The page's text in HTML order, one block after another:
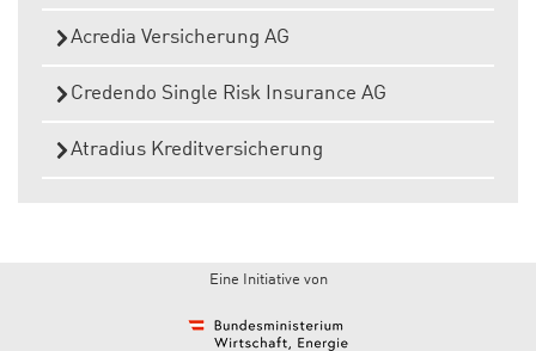
Acredia Versicherung AG
Credendo Single Risk Insurance AG
Atradius Kreditversicherung
Eine Initiative von